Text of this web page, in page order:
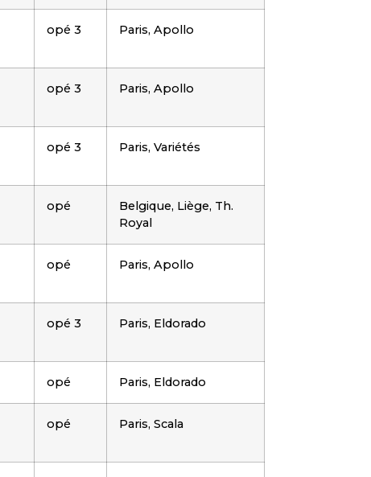
opé 3 Paris, Apollo
opé 3 Paris, Apollo
opé 3 Paris, Variétés
opé
Belgique, Liège, Th.
Royal
opé Paris, Apollo
opé 3 Paris, Eldorado
opé Paris, Eldorado
opé Paris, Scala